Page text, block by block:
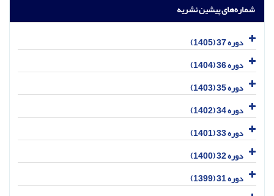
شماره‌های پیشین نشریه
دوره 37 (1405)
دوره 36 (1404)
دوره 35 (1403)
دوره 34 (1402)
دوره 33 (1401)
دوره 32 (1400)
دوره 31 (1399)